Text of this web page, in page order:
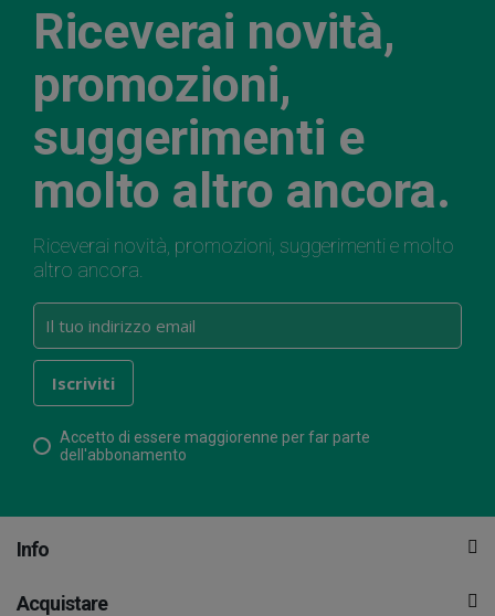
Riceverai novità,
promozioni,
suggerimenti e
molto altro ancora.
Riceverai novità, promozioni, suggerimenti e molto
altro ancora.
Accetto di essere maggiorenne per far parte
dell'abbonamento
Info
Acquistare